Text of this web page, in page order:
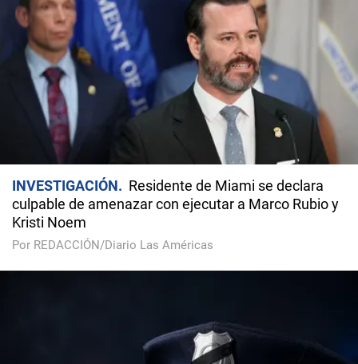
INVESTIGACIÓN
Residente de Miami se declara
culpable de amenazar con ejecutar a Marco Rubio y
Kristi Noem
Por REDACCIÓN/Diario Las Américas